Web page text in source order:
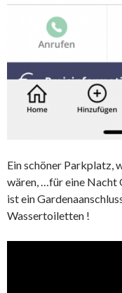
Ein schöner Parkplatz,
wären, …für eine Nacht
ist ein
Wassertoiletten !